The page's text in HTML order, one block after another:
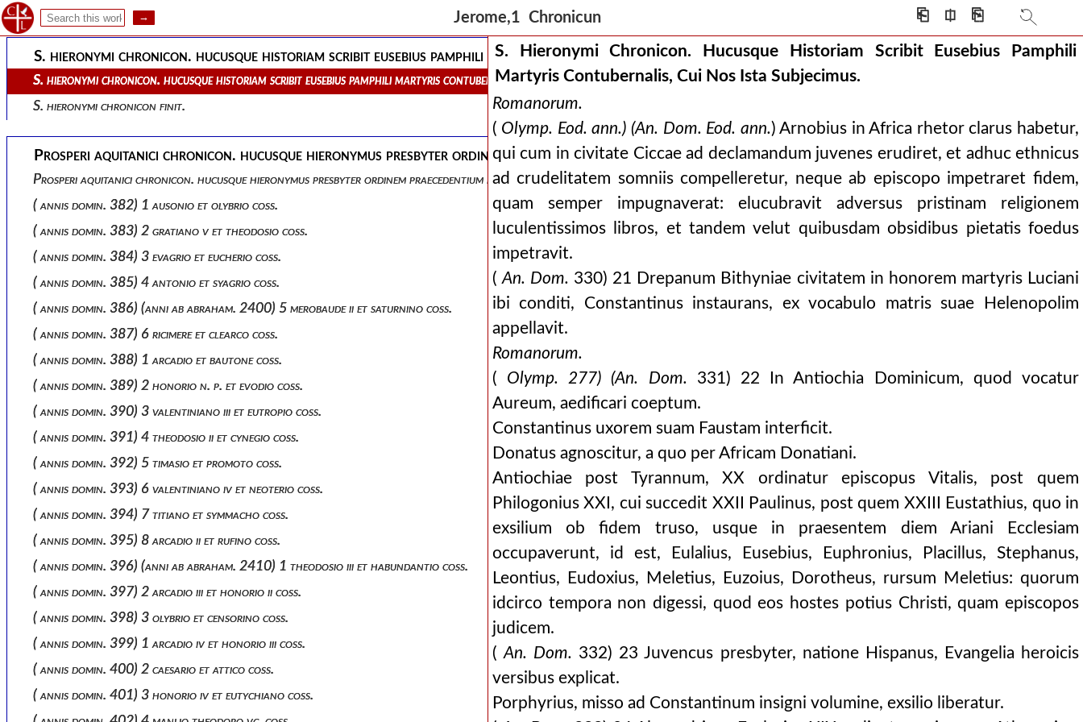
Jerome,1 Chronicun ⎗ ⎅ ⎘
Eusebii caesariensis chronicon finit.
S. hieronymi chronicon. hucusque historiam scribit eusebius pamphili martyris contubernalis, cui nos ista subjecimus.
S. hieronymi chronicon. hucusque historiam scribit eusebius pamphili martyris contubernalis, cui nos ista subjecimus.
S. hieronymi chronicon finit.
Prosperi aquitanici chronicon. hucusque hieronymus presbyter ordinem praecedentium digessit annorum: nos quae secuta sunt adjicere curavimus.
Prosperi aquitanici chronicon. hucusque hieronymus presbyter ordinem praecedentium digessit annorum: nos quae secuta sunt adjicere curavimus.
( annis domin. 382) 1 ausonio et olybrio coss.
( annis domin. 383) 2 gratiano v et theodosio coss.
( annis domin. 384) 3 evagrio et eucherio coss.
( annis domin. 385) 4 antonio et syagrio coss.
( annis domin. 386) (anni ab abraham. 2400) 5 merobaude ii et saturnino coss.
( annis domin. 387) 6 ricimere et clearco coss.
( annis domin. 388) 1 arcadio et bautone coss.
( annis domin. 389) 2 honorio n. p. et evodio coss.
( annis domin. 390) 3 valentiniano iii et eutropio coss.
( annis domin. 391) 4 theodosio ii et cynegio coss.
( annis domin. 392) 5 timasio et promoto coss.
( annis domin. 393) 6 valentiniano iv et neoterio coss.
( annis domin. 394) 7 titiano et symmacho coss.
( annis domin. 395) 8 arcadio ii et rufino coss.
( annis domin. 396) (anni ab abraham. 2410) 1 theodosio iii et habundantio coss.
( annis domin. 397) 2 arcadio iii et honorio ii coss.
( annis domin. 398) 3 olybrio et censorino coss.
( annis domin. 399) 1 arcadio iv et honorio iii coss.
( annis domin. 400) 2 caesario et attico coss.
( annis domin. 401) 3 honorio iv et eutychiano coss.
S. Hieronymi Chronicon. Hucusque Historiam Scribit Eusebius Pamphili
Martyris Contubernalis, Cui Nos Ista Subjecimus.
Romanorum.
( Olymp. Eod. ann.) (An. Dom. Eod. ann.) Arnobius in Africa rhetor clarus habetur,
qui cum in civitate Ciccae ad declamandum juvenes erudiret, et adhuc ethnicus
ad crudelitatem somniis compelleretur, neque ab episcopo impetraret fidem,
quam semper impugnaverat: elucubravit adversus pristinam religionem
luculentissimos libros, et tandem velut quibusdam obsidibus pietatis foedus
impetravit.
( An. Dom. 330) 21 Drepanum Bithyniae civitatem in honorem martyris Luciani
ibi conditi, Constantinus instaurans, ex vocabulo matris suae Helenopolim
appellavit.
Romanorum.
( Olymp. 277) (An. Dom. 331) 22 In Antiochia Dominicum, quod vocatur
Aureum, aedificari coeptum.
Constantinus uxorem suam Faustam interficit.
Donatus agnoscitur, a quo per Africam Donatiani.
Antiochiae post Tyrannum, XX ordinatur episcopus Vitalis, post quem
Philogonius XXI, cui succedit XXII Paulinus, post quem XXIII Eustathius, quo in
exsilium ob fidem truso, usque in praesentem diem Ariani Ecclesiam
occupaverunt, id est, Eulalius, Eusebius, Euphronius, Placillus, Stephanus,
Leontius, Eudoxius, Meletius, Euzoius, Dorotheus, rursum Meletius: quorum
idcirco tempora non digessi, quod eos hostes potius Christi, quam episcopos
judicem.
( An. Dom. 332) 23 Juvencus presbyter, natione Hispanus, Evangelia heroicis
versibus explicat.
Porphyrius, misso ad Constantinum insigni volumine, exsilio liberatur.